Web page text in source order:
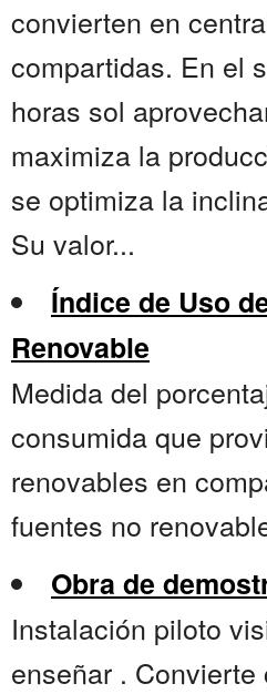
convierten en
compartidas. En el
horas sol
maximiza la
se optimiza la
Su valor...
Índice de Uso
Renovable
Medida del
consumida que
renovables en
fuentes no
Obra de
Instalación piloto
enseñar .